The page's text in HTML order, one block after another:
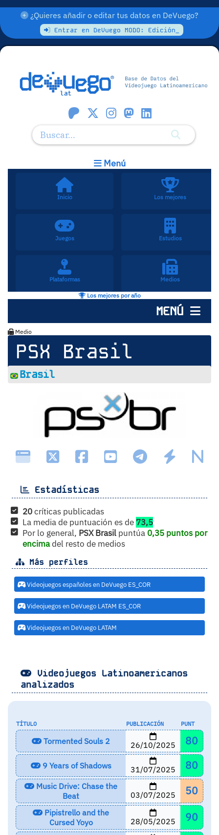
¿Quieres añadir o editar tus datos en DeVuego?
Entrar en DeVuego MODO: Edición_
Menú
Inicio Los mejores
Juegos Estudios
Plataformas Medios
Los mejores por año
MENÚ
Medio
PSX Brasil
Brasil
Estadísticas
20críticas publicadas
La media de puntuación es de 73,5
Por lo general, PSX Brasil puntúa 0,35 puntos por
encimadel resto de medios
Más perfiles
Videojuegos españoles en DeVuego ES_COR
Videojuegos en DeVuego LATAM ES_COR
Videojuegos en DeVuego LATAM
Videojuegos Latinoamericanos
analizados
TÍTULO PUBLICACIÓN PUNT
Tormented Souls 2 26/10/2025 80
9 Years of Shadows 31/07/2025 80
Music Drive: Chase the
Beat
03/07/2025 50
Pipistrello and the
Cursed Yoyo
28/05/2025 90